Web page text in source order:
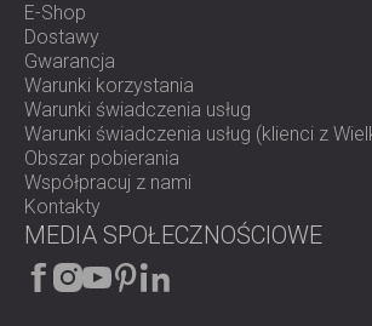
E-Shop
Dostawy
Gwarancja
Warunki korzystania
Warunki świadczenia usług
Warunki świadczenia usług (klienci z
Obszar pobierania
Współpracuj z nami
Kontakty
MEDIA SPOŁECZNOŚCIOWE